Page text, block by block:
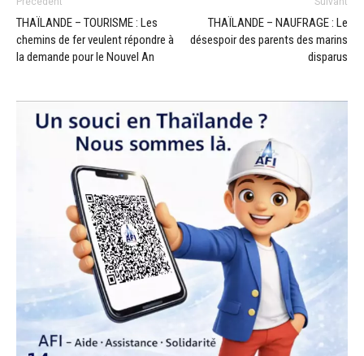
THAÏLANDE – TOURISME : Les
chemins de fer veulent répondre à
la demande pour le Nouvel An
THAÏLANDE – NAUFRAGE : Le
désespoir des parents des marins
disparus